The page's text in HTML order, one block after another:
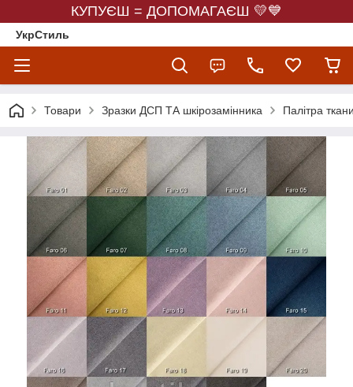
КУПУЄШ = ДОПОМАГАЄШ 💛💙
УкрСтиль
Товари Зразки ДСП ТА шкірозамінника Палітра